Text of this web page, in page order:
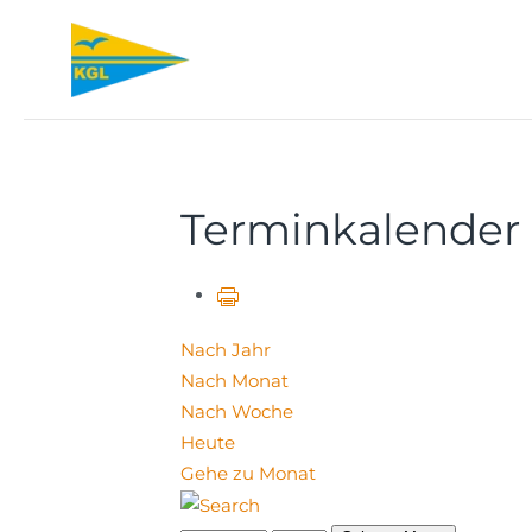
Zum Hauptinhalt springen
Terminkalender
Nach Jahr
Nach Monat
Nach Woche
Heute
Gehe zu Monat